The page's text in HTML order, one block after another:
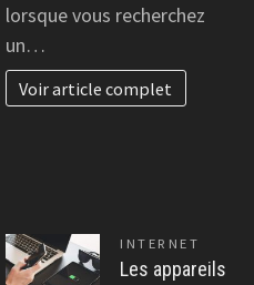
lorsque vous recherchez
un…
Voir article complet
INTERNET
Les appareils